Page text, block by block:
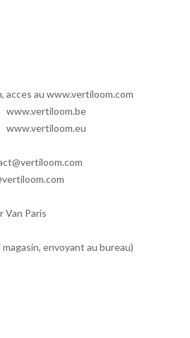
, acces au www.vertiloom.com
www.vertiloom.be
www.vertiloom.eu
Van Paris
magasin, envoyant au bureau)